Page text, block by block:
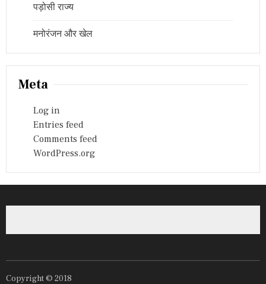
पड़ोसी राज्य
मनोरंजन और खेल
Meta
Log in
Entries feed
Comments feed
WordPress.org
Copyright © 2018